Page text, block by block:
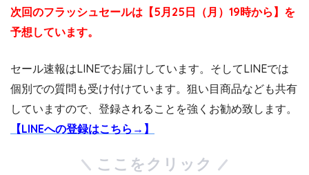
次回のフラッシュセールは【5月25日（月）19時から】を
予想しています。
セール速報はLINEでお届けしています。そしてLINEでは
個別での質問も受け付けています。狙い目商品なども共有
していますので、登録されることを強くお勧め致します。
【LINEへの登録はこちら→】
ここをクリック